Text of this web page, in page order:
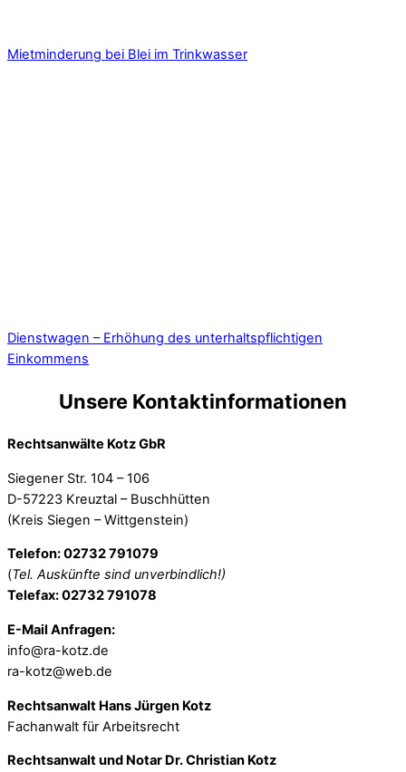
Mietminderung bei Blei im Trinkwasser
Dienstwagen – Erhöhung des unterhaltspflichtigen
Einkommens
Unsere Kontaktinformationen
Rechtsanwälte Kotz GbR
Siegener Str. 104 – 106
D-57223 Kreuztal – Buschhütten
(Kreis Siegen – Wittgenstein)
Telefon: 02732 791079
(Tel. Auskünfte sind unverbindlich!)
Telefax: 02732 791078
E-Mail Anfragen:
info@ra-kotz.de
ra-kotz@web.de
Rechtsanwalt Hans Jürgen Kotz
Fachanwalt für Arbeitsrecht
Rechtsanwalt und Notar Dr. Christian Kotz